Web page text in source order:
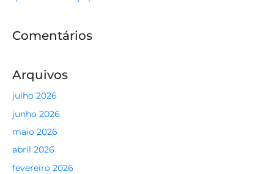
Comentários
Arquivos
julho 2026
junho 2026
maio 2026
abril 2026
fevereiro 2026